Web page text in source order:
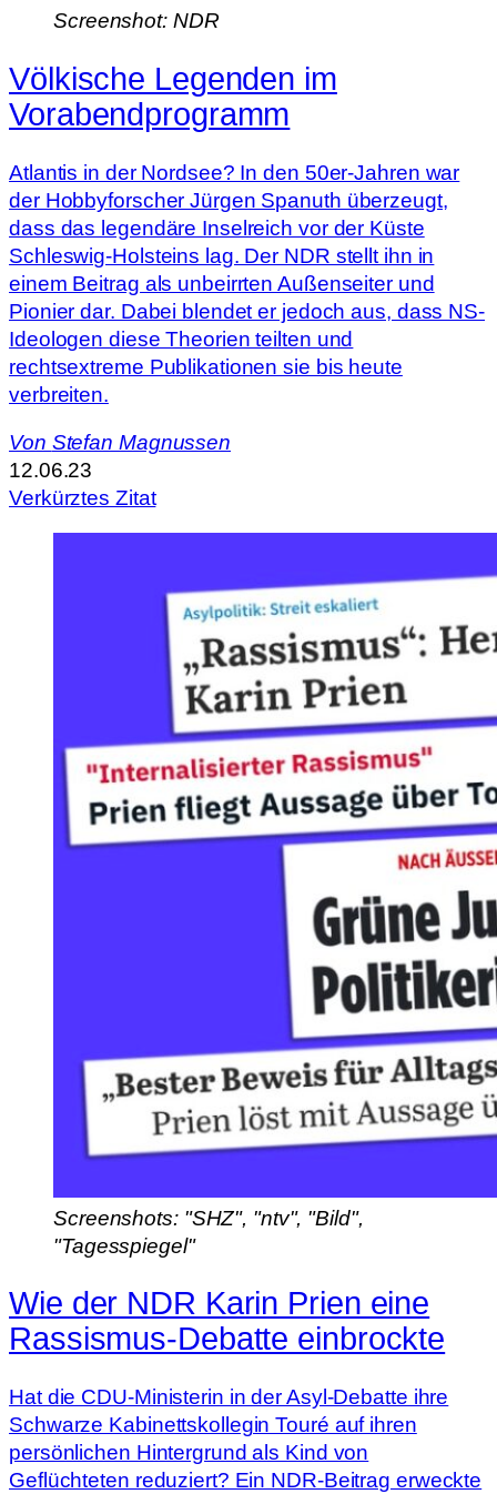
Screenshot: NDR
Völkische Legenden im
Vorabendprogramm
Atlantis in der Nordsee? In den 50er-Jahren war
der Hobbyforscher Jürgen Spanuth überzeugt,
dass das legendäre Inselreich vor der Küste
Schleswig-Holsteins lag. Der NDR stellt ihn in
einem Beitrag als unbeirrten Außenseiter und
Pionier dar. Dabei blendet er jedoch aus, dass NS-
Ideologen diese Theorien teilten und
rechtsextreme Publikationen sie bis heute
verbreiten.
Von Stefan Magnussen
12.06.23
Verkürztes Zitat
Screenshots: "SHZ", "ntv", "Bild",
"Tagesspiegel"
Wie der NDR Karin Prien eine
Rassismus-Debatte einbrockte
Hat die CDU-Ministerin in der Asyl-Debatte ihre
Schwarze Kabinettskollegin Touré auf ihren
persönlichen Hintergrund als Kind von
Geflüchteten reduziert? Ein NDR-Beitrag erweckte